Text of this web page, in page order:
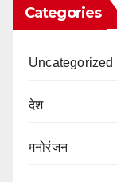
Categories
Uncategorized
देश
मनोरंजन